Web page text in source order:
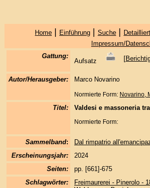
Home| Einführung| Suche|
Impressum/
Gattung:
Aufsatz [
Autor/Herausgeber:
Marco Novarino
Normierte Form: Novarino,
Titel: Valdesi e massoneria
Normierte Form:
Sammelband:
Dal rimpatrio
Erscheinungsjahr:
2024
Seiten:
pp. [661]-675
Schlagwörter:
Freimaurerei - Pinerolo -